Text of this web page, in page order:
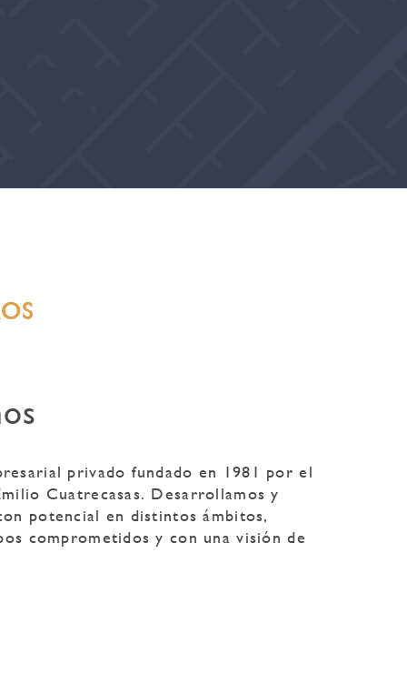
privado fundado en 1981 por el
Cuatrecasas. Desarrollamos y
potencial en distintos ámbitos,
comprometidos y con una visión de